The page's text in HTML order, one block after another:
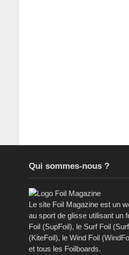
Qui sommes-nous ?
Le site Foil Magazine est un
au sport de glisse utilisant un
Foil (SupFoil), le Surf Foil
(KiteFoil), le Wind Foil
et tous les Foilboards.